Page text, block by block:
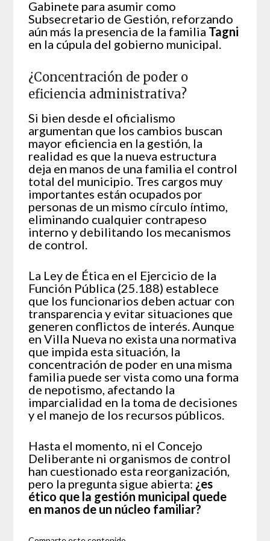
Gabinete para asumir como
Subsecretario de Gestión, reforzando
aún más la presencia de la familia Tagni
en la cúpula del gobierno municipal.
¿Concentración de poder o
eficiencia administrativa?
Si bien desde el oficialismo
argumentan que los cambios buscan
mayor eficiencia en la gestión, la
realidad es que la nueva estructura
deja en manos de una familia el control
total del municipio. Tres cargos muy
importantes están ocupados por
personas de un mismo círculo íntimo,
eliminando cualquier contrapeso
interno y debilitando los mecanismos
de control.
La Ley de Ética en el Ejercicio de la
Función Pública (25.188) establece
que los funcionarios deben actuar con
transparencia y evitar situaciones que
generen conflictos de interés. Aunque
en Villa Nueva no exista una normativa
que impida esta situación, la
concentración de poder en una misma
familia puede ser vista como una forma
de nepotismo, afectando la
imparcialidad en la toma de decisiones
y el manejo de los recursos públicos.
Hasta el momento, ni el Concejo
Deliberante ni organismos de control
han cuestionado esta reorganización,
pero la pregunta sigue abierta: ¿es
ético que la gestión municipal quede
en manos de un núcleo familiar?